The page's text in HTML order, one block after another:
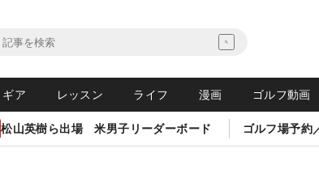
ギア レッスン ライフ 漫画 ゴルフ動画
松山英樹ら出場 米男子リーダーボード ゴルフ場予約